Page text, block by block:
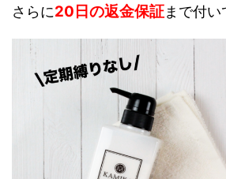
さらに20日の返金保証まで付い